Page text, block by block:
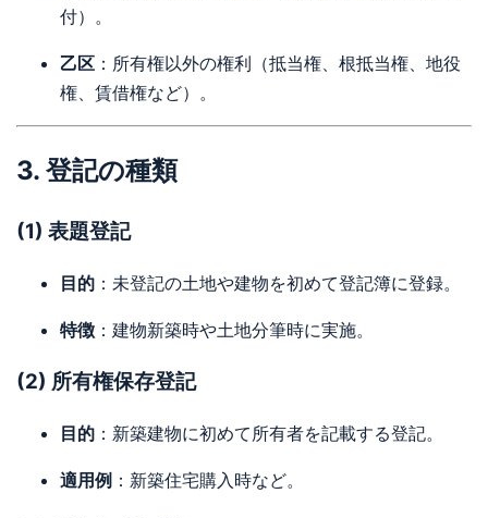
付）。
乙区 ：所有権以外の権利（抵当権、根抵当権、地役
権、賃借権など）。
3. 登記の種類
(1) 表題登記
目的 ：未登記の土地や建物を初めて登記簿に登録。
特徴 ：建物新築時や土地分筆時に実施。
(2) 所有権保存登記
目的 ：新築建物に初めて所有者を記載する登記。
適用例 ：新築住宅購入時など。